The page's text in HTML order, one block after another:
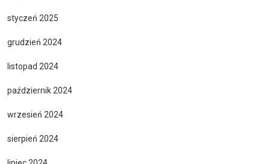
styczeń 2025
grudzień 2024
listopad 2024
październik 2024
wrzesień 2024
sierpień 2024